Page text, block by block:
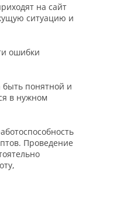
на сайт
ситуацию и
ошибки
понятной и
в нужном
Проведение